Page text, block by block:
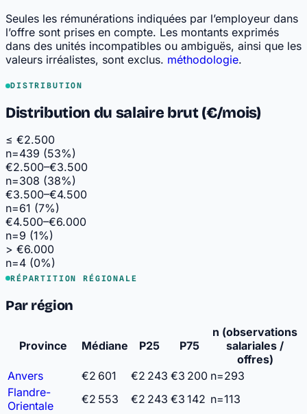
Seules les rémunérations indiquées par l’employeur dans
l’offre sont prises en compte. Les montants exprimés
dans des unités incompatibles ou ambiguës, ainsi que les
valeurs irréalistes, sont exclus. méthodologie.
DISTRIBUTION
Distribution du salaire brut (€/mois)
≤ €2.500
n=439 (53%)
€2.500–€3.500
n=308 (38%)
€3.500–€4.500
n=61 (7%)
€4.500–€6.000
n=9 (1%)
> €6.000
n=4 (0%)
RÉPARTITION RÉGIONALE
Par région
Province Médiane P25 P75
n (observations
salariales /
offres)
Anvers
€2 601 €2 243 €3 200 n=293
Flandre-
Orientale
€2 553 €2 243 €3 142 n=113